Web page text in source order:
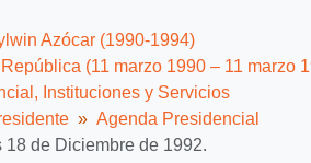
Azócar (1990-1994)
(11 marzo 1990 – 11 marzo
Instituciones y Servicios
Agenda Presidencial
18 de Diciembre de 1992.